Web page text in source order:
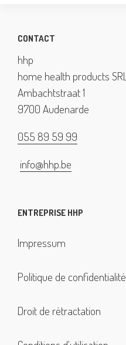
CONTACT
hhp
home health products SRL
Ambachtstraat 1
9700 Audenarde
055 89 59 99
info@hhp.be
ENTREPRISE HHP
Impressum
Politique de confidentialité
Droit de rétractation